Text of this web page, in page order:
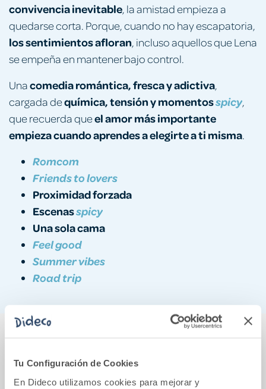
Tu Configuración de Cookies
En Dideco utilizamos cookies para mejorar y
convivencia inevitable, la amistad empieza a
quedarse corta. Porque, cuando no hay escapatoria,
los sentimientos afloran, incluso aquellos que Lena
se empeña en mantener bajo control.
Unacomedia romántica, fresca y adictiva,
cargada dequímica, tensión y momentosspicy,
que recuerda queel amor más importante
empieza cuando aprendes a elegirte a ti misma.
Romcom
Friends to lovers
Proximidad forzada
Escenasspicy
Una sola cama
Feel good
Summer vibes
Road trip
También podría gustarte...